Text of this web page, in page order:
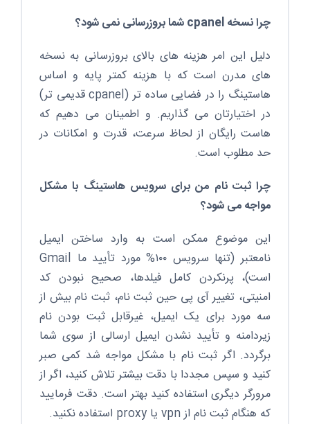
چرا نسخه cpanel شما بروزرسانی نمی شود؟
دلیل این امر هزینه های بالای بروزرسانی به نسخه
های مدرن است که با هزینه کمتر پایه و اساس
هاستینگ را در فضایی ساده تر (cpanel قدیمی تر)
در اختیارتان می گذاریم. و اطمینان می دهیم که
هاست رایگان از لحاظ سرعت، قدرت و امکانات در
حد مطلوب است.
چرا ثبت نام من برای سرویس هاستینگ با مشکل
مواجه می شود؟
این موضوع ممکن است به وارد ساختن ایمیل
نامعتبر (تنها سرویس ۱۰۰% مورد تأیید ما Gmail
است)، پرنکردن کامل فیلدها، صحیح نبودن کد
امنیتی، تغییر آی پی حین ثبت نام، ثبت نام بیش از
سه مورد برای یک ایمیل، غیرقابل ثبت بودن نام
زیردامنه و تأیید نشدن ایمیل ارسالی از سوی شما
برگردد. اگر ثبت نام با مشکل مواجه شد کمی صبر
کنید و سپس مجددا با دقت بیشتر تلاش کنید، اگر از
مرورگر دیگری استفاده کنید بهتر است. دقت فرمایید
که هنگام ثبت نام از vpn یا proxy استفاده نکنید.